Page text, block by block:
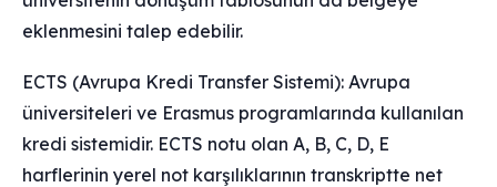
eklenmesini talep edebilir.
ECTS (Avrupa Kredi Transfer Sistemi): Avrupa
üniversiteleri ve Erasmus programlarında kullanılan
kredi sistemidir. ECTS notu olan A, B, C, D, E
harflerinin yerel not karşılıklarının transkriptte net